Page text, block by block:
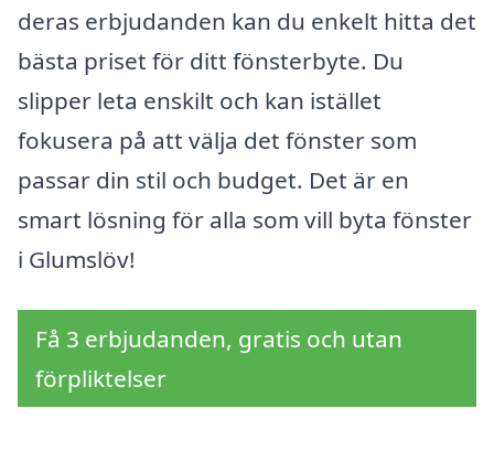
deras erbjudanden kan du enkelt hitta det
bästa priset för ditt fönsterbyte. Du
slipper leta enskilt och kan istället
fokusera på att välja det fönster som
passar din stil och budget. Det är en
smart lösning för alla som vill byta fönster
i Glumslöv!
Få 3 erbjudanden, gratis och utan
förpliktelser